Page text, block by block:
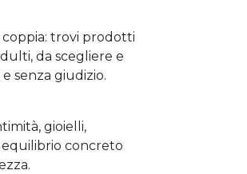
trovi prodotti
da scegliere e
senza giudizio.
gioielli,
concreto